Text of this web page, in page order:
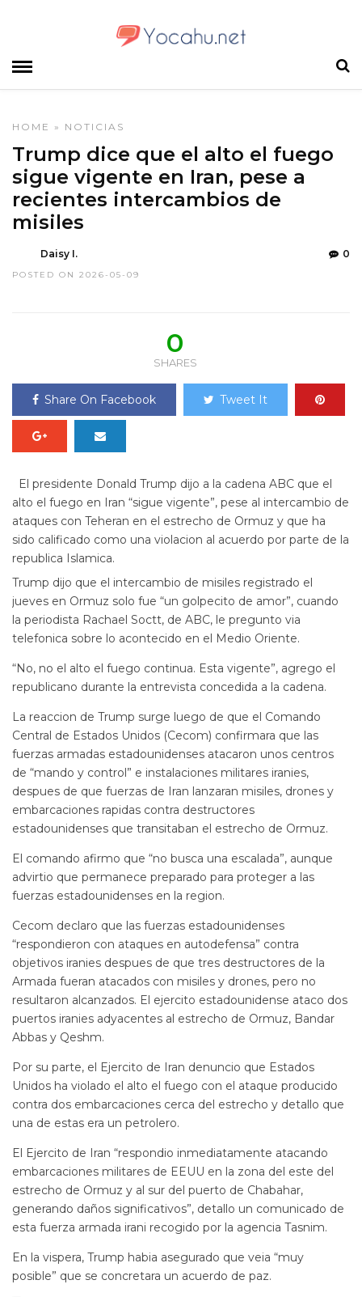
HOME » NOTICIAS
Trump dice que el alto el fuego
sigue vigente en Iran, pese a
recientes intercambios de
misiles
Daisy I.
POSTED ON 2026-05-09
0
0
SHARES
Share On Facebook Tweet It
El presidente Donald Trump dijo a la cadena ABC que el
alto el fuego en Iran “sigue vigente”, pese al intercambio de
ataques con Teheran en el estrecho de Ormuz y que ha
sido calificado como una violacion al acuerdo por parte de la
republica Islamica.
Trump dijo que el intercambio de misiles registrado el
jueves en Ormuz solo fue “un golpecito de amor”, cuando
la periodista Rachael Soctt, de ABC, le pregunto via
telefonica sobre lo acontecido en el Medio Oriente.
“No, no el alto el fuego continua. Esta vigente”, agrego el
republicano durante la entrevista concedida a la cadena.
La reaccion de Trump surge luego de que el Comando
Central de Estados Unidos (Cecom) confirmara que las
fuerzas armadas estadounidenses atacaron unos centros
de “mando y control” e instalaciones militares iranies,
despues de que fuerzas de Iran lanzaran misiles, drones y
embarcaciones rapidas contra destructores
estadounidenses que transitaban el estrecho de Ormuz.
El comando afirmo que “no busca una escalada”, aunque
advirtio que permanece preparado para proteger a las
fuerzas estadounidenses en la region.
Cecom declaro que las fuerzas estadounidenses
“respondieron con ataques en autodefensa” contra
objetivos iranies despues de que tres destructores de la
Armada fueran atacados con misiles y drones, pero no
resultaron alcanzados. El ejercito estadounidense ataco dos
puertos iranies adyacentes al estrecho de Ormuz, Bandar
Abbas y Qeshm.
Por su parte, el Ejercito de Iran denuncio que Estados
Unidos ha violado el alto el fuego con el ataque producido
contra dos embarcaciones cerca del estrecho y detallo que
una de estas era un petrolero.
El Ejercito de Iran “respondio inmediatamente atacando
embarcaciones militares de EEUU en la zona del este del
estrecho de Ormuz y al sur del puerto de Chabahar,
generando daños significativos”, detallo un comunicado de
esta fuerza armada irani recogido por la agencia Tasnim.
En la vispera, Trump habia asegurado que veia “muy
posible” que se concretara un acuerdo de paz.